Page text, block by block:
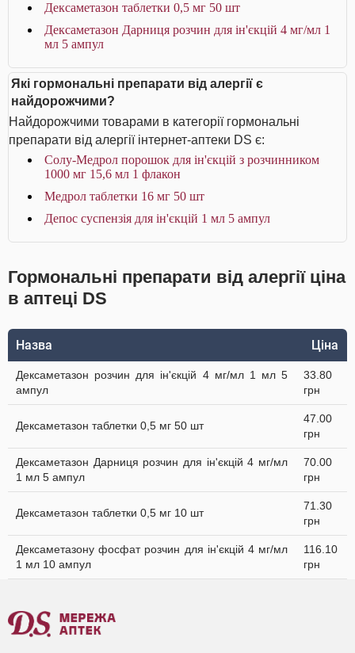
Дексаметазон таблетки 0,5 мг 50 шт
Дексаметазон Дарниця розчин для ін'єкцій 4 мг/мл 1
мл 5 ампул
Які гормональні препарати від алергії є
найдорожчими?
Найдорожчими товарами в категорії гормональні
препарати від алергії інтернет-аптеки DS є:
Солу-Медрол порошок для ін'єкцій з розчинником
1000 мг 15,6 мл 1 флакон
Медрол таблетки 16 мг 50 шт
Депос суспензія для ін'єкцій 1 мл 5 ампул
Гормональні препарати від алергії ціна
в аптеці DS
Назва Ціна
Дексаметазон розчин для ін'єкцій 4 мг/мл 1 мл 5
ампул
33.80
грн
Дексаметазон таблетки 0,5 мг 50 шт
47.00
грн
Дексаметазон Дарниця розчин для ін'єкцій 4 мг/мл
1 мл 5 ампул
70.00
грн
Дексаметазон таблетки 0,5 мг 10 шт
71.30
грн
Дексаметазону фосфат розчин для ін'єкцій 4 мг/мл
1 мл 10 ампул
116.10
грн